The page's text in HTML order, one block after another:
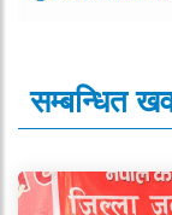
सम्बन्धित